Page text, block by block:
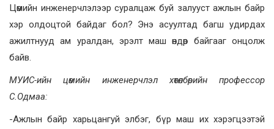
Цөмийн инженерчлэлээр суралцаж буй залууст ажлын байр
хэр олдоцтой байдаг бол? Энэ асуултад багш удирдах
ажилтнууд ам уралдан, эрэлт маш өндөр байгааг онцолж
байв.
МУИС-ийн цөмийн инженерчлэл хөтөлбөрийн профессор
С.Одмаа:
-Ажлын байр харьцангуй элбэг, бүр маш их хэрэгцээтэй